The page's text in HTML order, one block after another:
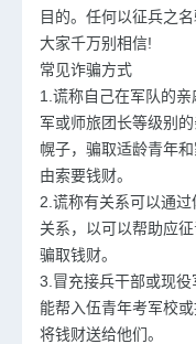
目的。任何以征兵之
大家千万别相信!
常见诈骗方式
1.谎称自己在军队的
军或师旅团长等级别
幌子，骗取适龄青年
由索要钱财。
2.谎称有关系可以通
关系，以可以帮助应
骗取钱财。
3.冒充接兵干部或现役
能帮入伍青年考军校
将钱财送给他们。